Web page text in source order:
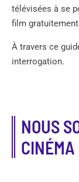
télévisées à se
film
À travers ce
interrogation.
NOUS
CINÉMA